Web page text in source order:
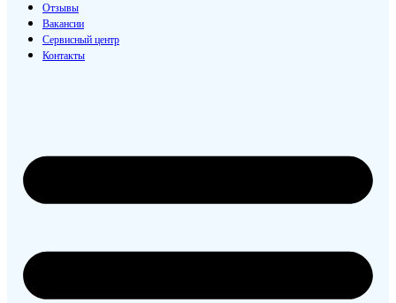
Отзывы
Вакансии
Сервисный центр
Контакты